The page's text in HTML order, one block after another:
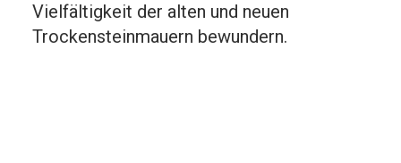
Vielfältigkeit der alten und neuen
Trockensteinmauern bewundern.